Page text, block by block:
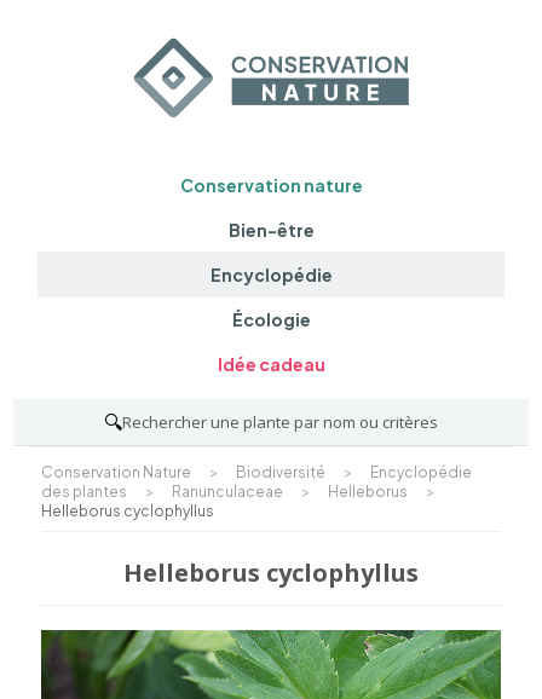
Conservation nature
Bien-être
Encyclopédie
Écologie
Idée cadeau
🔍Rechercher une plante par nom ou critères
Conservation Nature > Biodiversité >
Encyclopédie
des plantes
> Ranunculaceae > Helleborus
>
Helleborus cyclophyllus
Helleborus cyclophyllus